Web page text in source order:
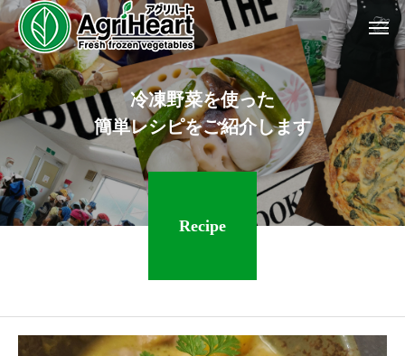
冷凍野菜を使った
簡単レシピをご紹介します
Recipe